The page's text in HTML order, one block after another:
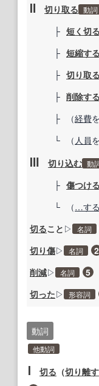
Ⅱ 切り取る 動詞
├ 短く 切る
├ 短縮する
├ 切り取る
├ 削除する
├
（経費
└
（ 人員
Ⅲ 切り込む 動
├ 傷つける
└
（…す
切ること ▷ 名詞
切り傷▷ 名詞
2
削減▷ 名詞
5
切った▷ 形容詞
動詞
他動詞
Ⅰ 切る （切り離す